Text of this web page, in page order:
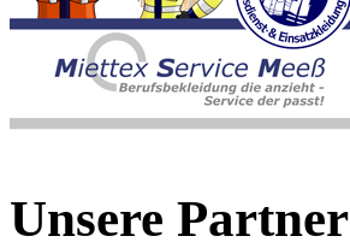
Unsere Partner